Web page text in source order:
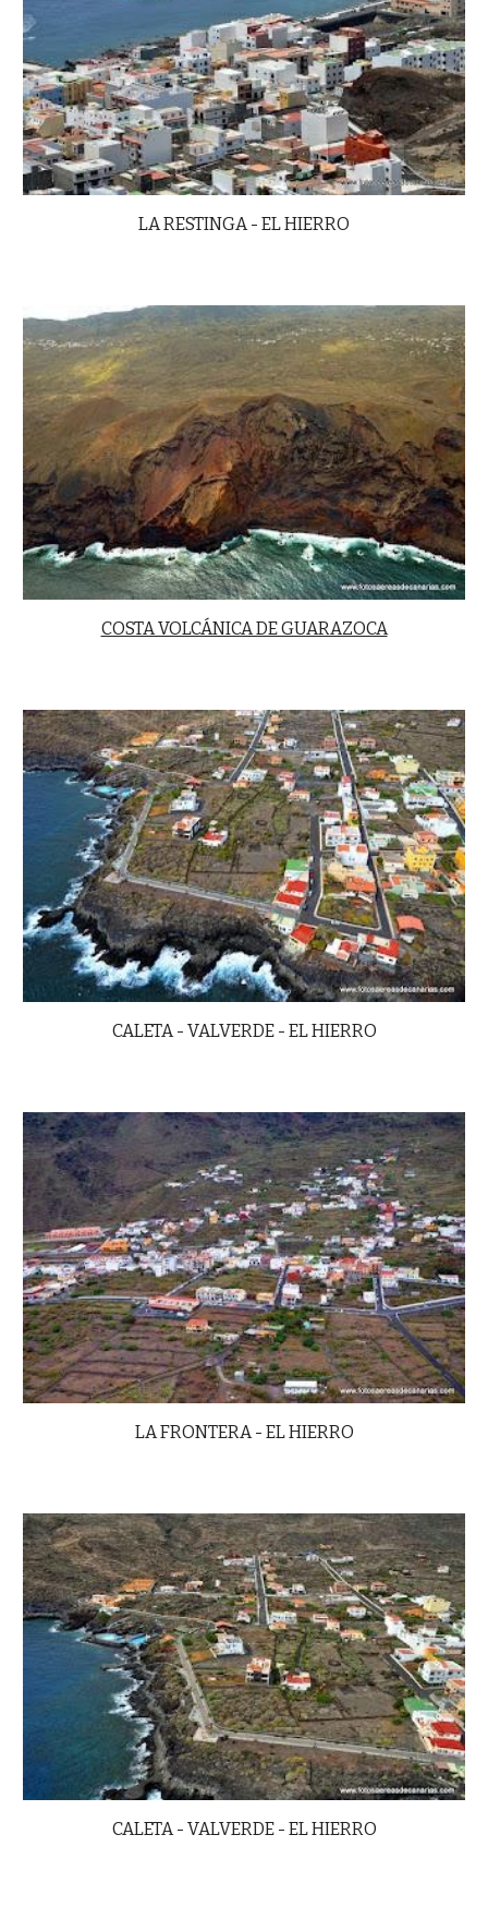
LA RESTINGA - EL HIERRO
COSTA VOLCÁNICA DE GUARAZOCA
CALETA - VALVERDE - EL HIERRO
LA FRONTERA - EL HIERRO
CALETA - VALVERDE - EL HIERRO